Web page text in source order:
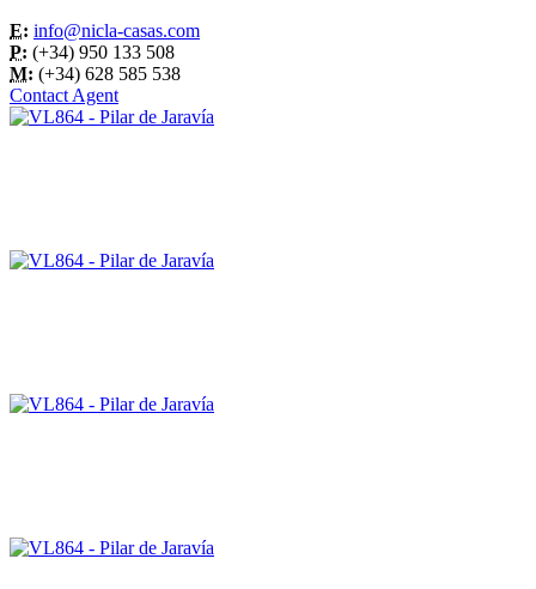
E: info@nicla-casas.com
P: (+34) 950 133 508
M: (+34) 628 585 538
Contact Agent